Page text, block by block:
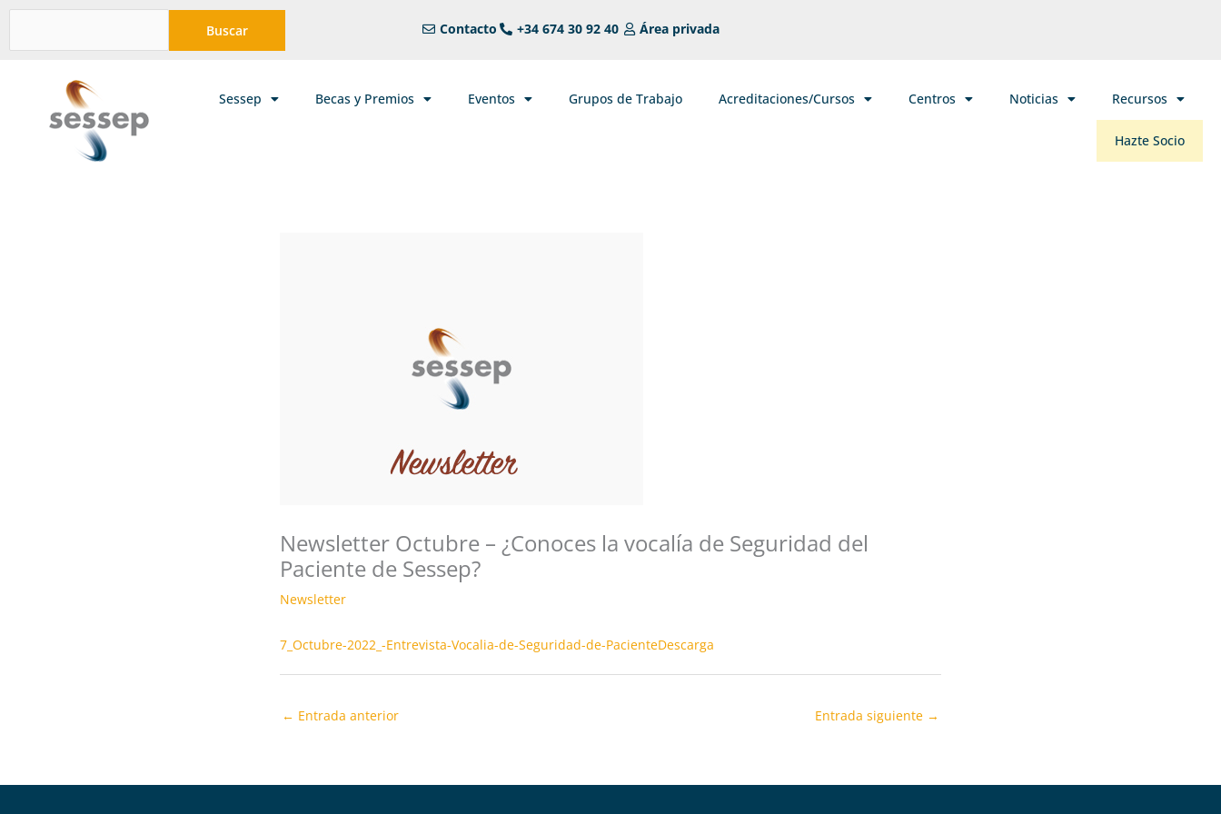
contenido
Buscar Contacto +34 674 30 92 40 Área privada
Sessep Becas y Premios Eventos Grupos de Trabajo Acreditaciones/Cursos Centros Noticias Recursos
Hazte Socio
Newsletter Octubre – ¿Conoces la vocalía de Seguridad del
Paciente de Sessep?
Newsletter
7_Octubre-2022_-Entrevista-Vocalia-de-Seguridad-de-PacienteDescarga
← Entrada anterior Entrada siguiente →